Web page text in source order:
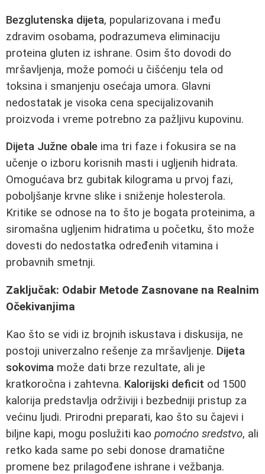
Bezglutenska dijeta, popularizovana i među
zdravim osobama, podrazumeva eliminaciju
proteina gluten iz ishrane. Osim što dovodi do
mršavljenja, može pomoći u čišćenju tela od
toksina i smanjenju osećaja umora. Glavni
nedostatak je visoka cena specijalizovanih
proizvoda i vreme potrebno za pažljivu kupovinu.
Dijeta Južne obale ima tri faze i fokusira se na
učenje o izboru korisnih masti i ugljenih hidrata.
Omogućava brz gubitak kilograma u prvoj fazi,
poboljšanje krvne slike i sniženje holesterola.
Kritike se odnose na to što je bogata proteinima, a
siromašna ugljenim hidratima u početku, što može
dovesti do nedostatka određenih vitamina i
probavnih smetnji.
Zaključak: Odabir Metode Zasnovane na Realnim
Očekivanjima
Kao što se vidi iz brojnih iskustava i diskusija, ne
postoji univerzalno rešenje za mršavljenje. Dijeta
sokovima može dati brze rezultate, ali je
kratkoročna i zahtevna. Kalorijski deficit od 1500
kalorija predstavlja održiviji i bezbedniji pristup za
većinu ljudi. Prirodni preparati, kao što su čajevi i
biljne kapi, mogu poslužiti kao pomoćno sredstvo, ali
retko kada same po sebi donose dramatične
promene bez prilagođene ishrane i vežbanja.